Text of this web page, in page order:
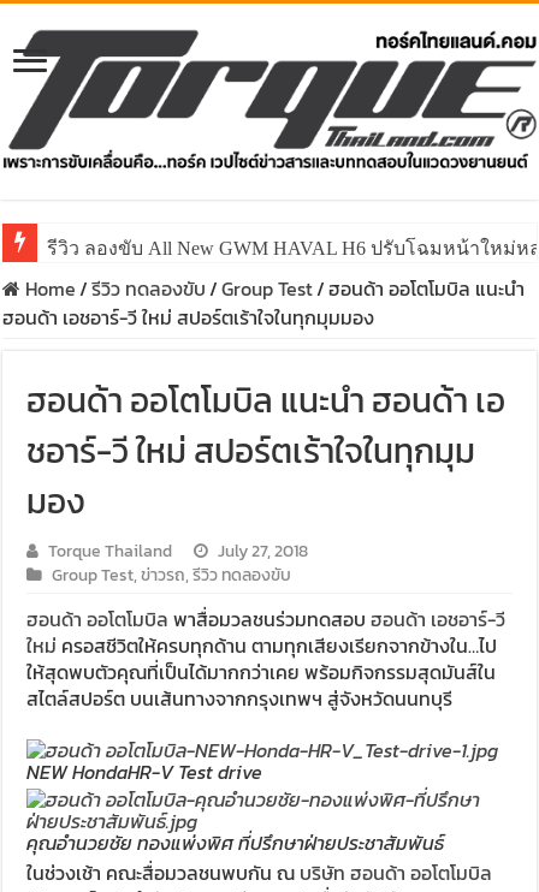
รีวิว ลองขับ All New GWM HAVAL H6 ปรับโฉมหน้าใหม่
Home/รีวิว ทดลองขับ/Group Test/ฮอนด้า ออโตโมบิล แนะนำ
ฮอนด้า เอชอาร์-วี ใหม่ สปอร์ตเร้าใจในทุกมุมมอง
ฮอนด้า ออโตโมบิล แนะนำ ฮอนด้า เอ
ชอาร์-วี ใหม่ สปอร์ตเร้าใจในทุกมุม
มอง
Torque Thailand
July 27, 2018
Group Test,ข่าวรถ,รีวิว ทดลองขับ
ฮอนด้า ออโตโมบิล พาสื่อมวลชนร่วมทดสอบฮอนด้า เอชอาร์-วี
ใหม่ ครอสชีวิตให้ครบทุกด้าน ตามทุกเสียงเรียกจากข้างใน…ไป
ให้สุดพบตัวคุณที่เป็นได้มากกว่าเคย พร้อมกิจกรรมสุดมันส์ใน
สไตล์สปอร์ต บนเส้นทางจากกรุงเทพฯ สู่จังหวัดนนทบุรี
NEW HondaHR-V Test drive
คุณอำนวยชัย ทองแพ่งพิศ ที่ปรึกษาฝ่ายประชาสัมพันธ์
ในช่วงเช้า คณะสื่อมวลชนพบกัน ณ บริษัท ฮอนด้า ออโตโมบิล